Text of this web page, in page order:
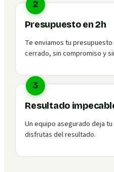
2
Presupuesto en 2h
Te enviamos tu
cerrado, sin compromiso y
3
Resultado
Un equipo asegurado deja
disfrutas del resultado.